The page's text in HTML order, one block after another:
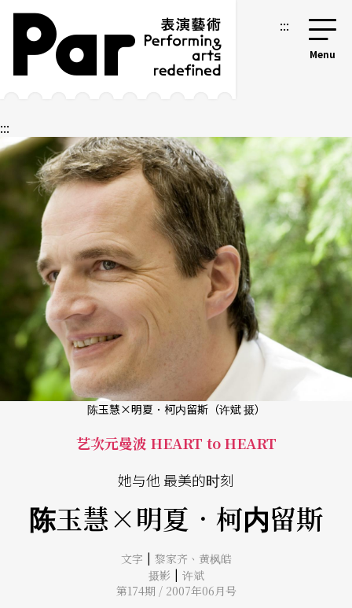
跳到主要内容区块
网站导览 :::
:::
陈玉慧×明夏．柯内留斯（许斌 摄）
艺次元曼波 HEART to HEART
她与他 最美的时刻
陈玉慧×明夏．柯内留斯
文字 | 黎家齐 、 黄枫皓
摄影 | 许斌
第174期 / 2007年06月号